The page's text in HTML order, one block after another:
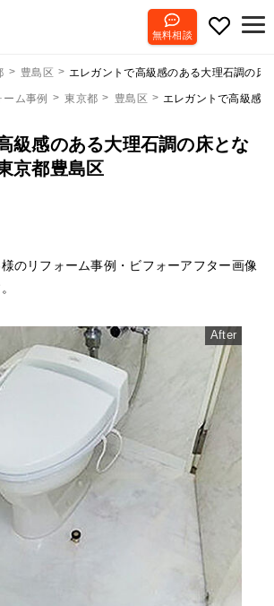
無料相談
豊島区 エレガントで高級感のある大理石調の床
ーム事例 東京都 豊島区 エレガントで高級感
級感のある大理石調の床とな
京都豊島区
のリフォーム事例・ビフォーアフター画像
After